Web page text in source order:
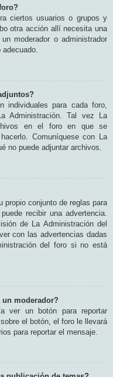
ciertos usuarios o grupos y
otra acción allí necesita una
moderador o administrador
individuales para cada foro,
Administración. Tal vez La
en el foro en que se
Comuníquese con La
no puede adjuntar archivos.
propio conjunto de reglas para
recibir una advertencia.
de La Administración del
con las advertencias dadas
del foro si no está
un moderador?
ver un botón para reportar
el botón, el foro le llevará
para reportar el mensaje.